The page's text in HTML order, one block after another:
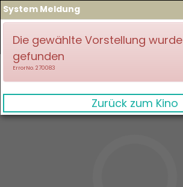
System Meldung
Die gewählte Vorstellung
gefunden
ErrorNo. 270083
Zurück zum Kino